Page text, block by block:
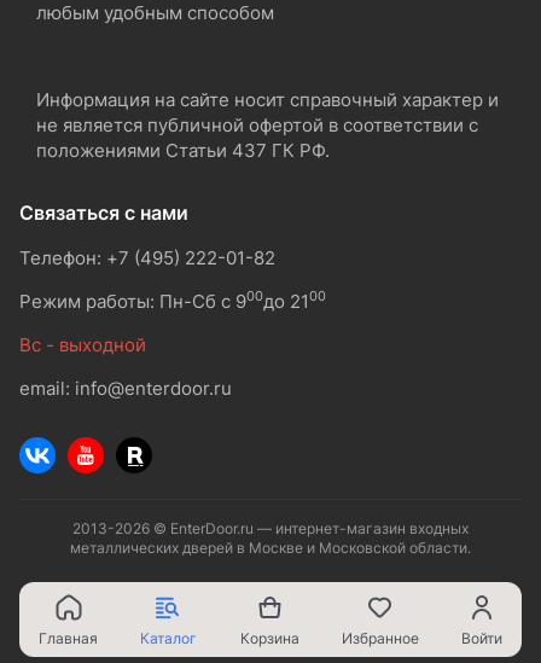
любым удобным способом
Информация на сайте носит справочный характер и
не является публичной офертой в соответствии с
положениями Статьи 437 ГК РФ.
Связаться с нами
Телефон: +7 (495) 222-01-82
Режим работы: Пн-Сб с 900до 2100
Вс - выходной
email: info@enterdoor.ru
2013-2026 © EnterDoor.ru — интернет-магазин входных
металлических дверей в Москве и Московской области.
Главная Каталог Корзина Избранное Войти